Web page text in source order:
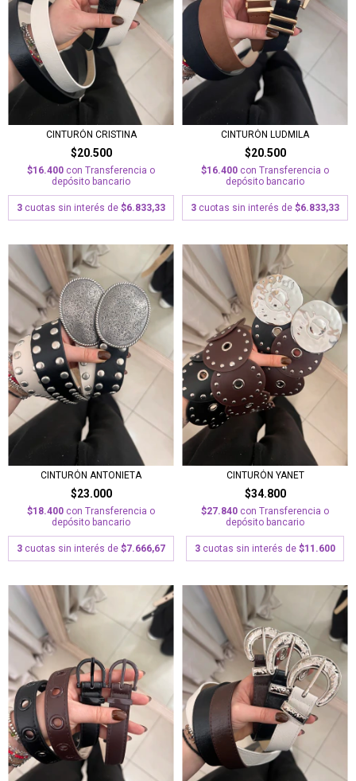
CINTURÓN CRISTINA
$20.500
$16.400 con Transferencia o
depósito bancario
3 cuotas sin interés de $6.833,33
CINTURÓN LUDMILA
$20.500
$16.400 con Transferencia o
depósito bancario
3 cuotas sin interés de $6.833,33
CINTURÓN ANTONIETA
$23.000
$18.400 con Transferencia o
depósito bancario
3 cuotas sin interés de $7.666,67
CINTURÓN YANET
$34.800
$27.840 con Transferencia o
depósito bancario
3 cuotas sin interés de $11.600